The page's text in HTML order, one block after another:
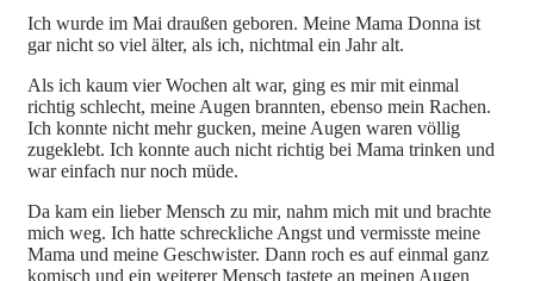
Ich wurde im Mai draußen geboren. Meine Mama Donna ist
gar nicht so viel älter, als ich, nichtmal ein Jahr alt.
Als ich kaum vier Wochen alt war, ging es mir mit einmal
richtig schlecht, meine Augen brannten, ebenso mein Rachen.
Ich konnte nicht mehr gucken, meine Augen waren völlig
zugeklebt. Ich konnte auch nicht richtig bei Mama trinken und
war einfach nur noch müde.
Da kam ein lieber Mensch zu mir, nahm mich mit und brachte
mich weg. Ich hatte schreckliche Angst und vermisste meine
Mama und meine Geschwister. Dann roch es auf einmal ganz
komisch und ein weiterer Mensch tastete an meinen Augen